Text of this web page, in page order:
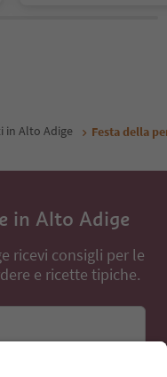
in Alto Adige Festa della
in Alto Adige
ricevi consigli per le
e ricette tipiche.